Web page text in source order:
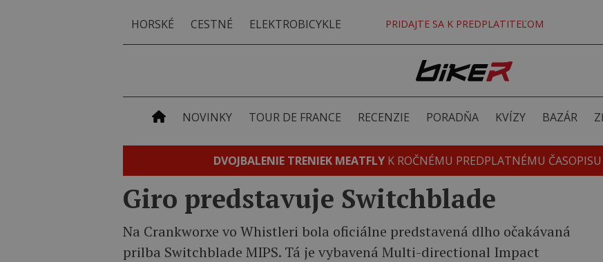
HORSKÉ CESTNÉ ELEKTROBICYKLE PRIDAJTE SA K PREDPLATITEĽOM
NOVINKY TOUR DE FRANCE RECENZIE PORADŇA KVÍZY BAZÁR
DVOJBALENIE TRENIEK MEATFLY K ROČNÉMU PREDPLATNÉMU
Giro predstavuje Switchblade
Na Crankworxe vo Whistleri bola oficiálne predstavená dlho očakávaná
prilba Switchblade MIPS. Tá je vybavená Multi-directional Impact